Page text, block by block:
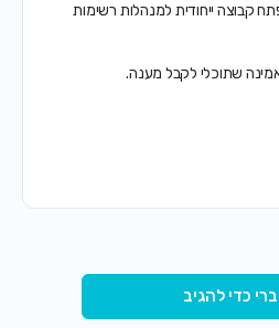
קבוצה ייחודית למנהלות רשימות
שתוכלי לקבל מענה.
כדי להגיב